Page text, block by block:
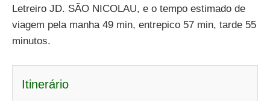
Letreiro JD. SÃO NICOLAU, e o tempo estimado de
viagem pela manha 49 min, entrepico 57 min, tarde 55
minutos.
Itinerário